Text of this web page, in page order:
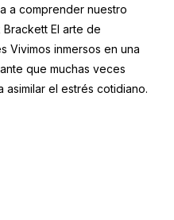
a comprender nuestro
El arte de
Vivimos inmersos en una
que muchas veces
el estrés cotidiano.